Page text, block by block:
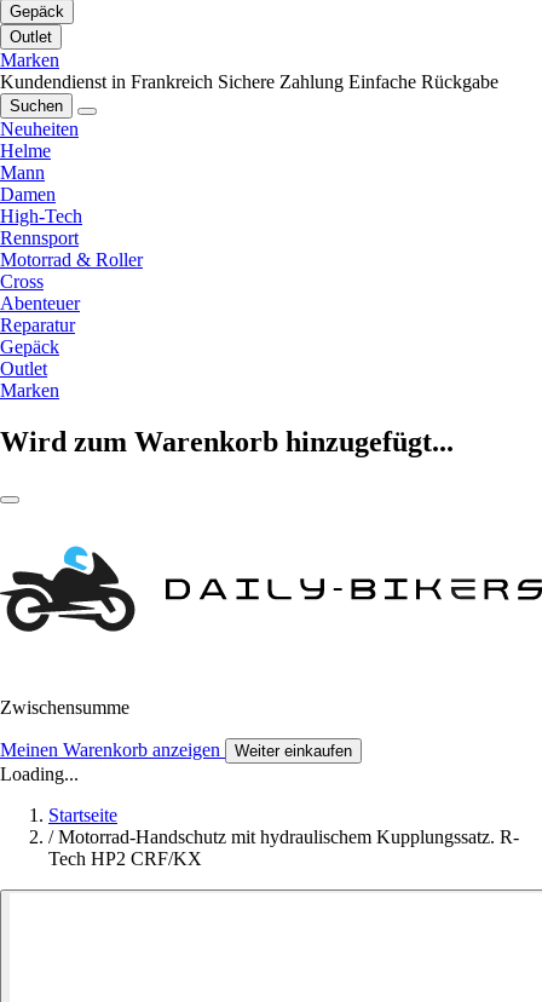
Gepäck
Outlet
Marken
Kundendienst in Frankreich Sichere Zahlung Einfache Rückgabe
Suchen
Neuheiten
Helme
Mann
Damen
High-Tech
Rennsport
Motorrad & Roller
Cross
Abenteuer
Reparatur
Gepäck
Outlet
Marken
Wird zum Warenkorb hinzugefügt...
Zwischensumme
Meinen Warenkorb anzeigen Weiter einkaufen
Loading...
Startseite
/ Motorrad-Handschutz mit hydraulischem Kupplungssatz. R-
Tech HP2 CRF/KX